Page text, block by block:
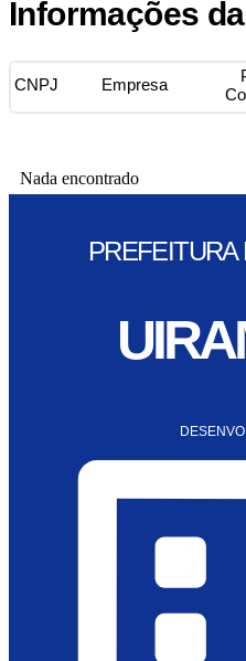
Informações
CNPJ Empresa
Nada encontrado
PREFEITURA